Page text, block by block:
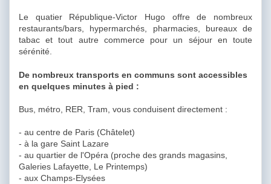
Le quatier République-Victor Hugo offre de nombreux
restaurants/bars, hypermarchés, pharmacies, bureaux de
tabac et tout autre commerce pour un séjour en toute
sérénité.
De nombreux transports en communs sont accessibles
en quelques minutes à pied :
Bus, métro, RER, Tram, vous conduisent directement :
- au centre de Paris (Châtelet)
- à la gare Saint Lazare
- au quartier de l'Opéra (proche des grands magasins,
Galeries Lafayette, Le Printemps)
- aux Champs-Elysées